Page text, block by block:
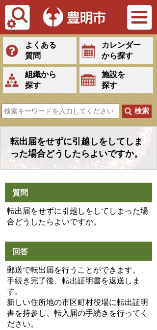
Tiếng Việt
よくある
質問
カレンダー
から探す
組織から
探す
施設を
探す
転出届をせずに引越しをしてしま
った場合どうしたらよいですか。
質問
転出届をせずに引越しをしてしまった場
合どうしたらよいですか。
回答
郵送で転出届を行うことができます。
手続き完了後、転出証明書を返送しま
す。
新しい住所地の市区町村役場に転出証明
書を持参し、転入届の手続きを行ってく
ださい。